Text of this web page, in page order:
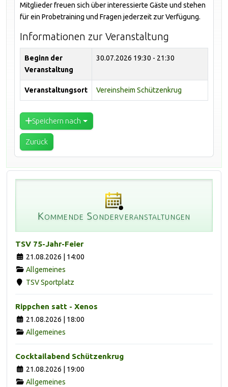
Mitglieder freuen sich über interessierte Gäste und stehen
für ein Probetraining und Fragen jederzeit zur Verfügung.
Informationen zur Veranstaltung
Beginn der
Veranstaltung
30.07.2026 19:30 - 21:30
Veranstaltungsort Vereinsheim Schützenkrug
Speichern nach
Zurück
Kommende Sonderveranstaltungen
TSV 75-Jahr-Feier
21.08.2026 | 14:00
Allgemeines
TSV Sportplatz
Rippchen satt - Xenos
21.08.2026 | 18:00
Allgemeines
Cocktailabend Schützenkrug
21.08.2026 | 19:00
Allgemeines